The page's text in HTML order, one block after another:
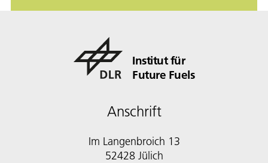
Institut für
Future Fuels
Anschrift
Im Langenbroich 13
52428 Jülich